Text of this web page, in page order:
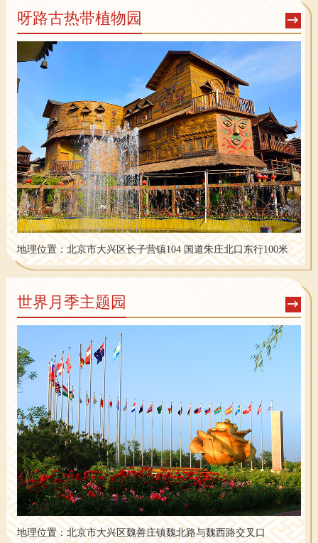
呀路古热带植物园
地理位置：北京市大兴区长子营镇104 国道朱庄北口东行100米
世界月季主题园
地理位置：北京市大兴区魏善庄镇魏北路与魏西路交叉口